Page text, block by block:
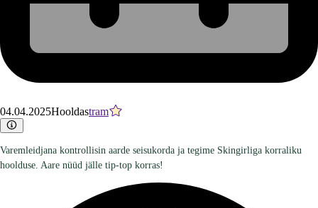
04.04.2025Hooldastram
Varemleidjana kontrollisin aarde seisukorda ja tegime Skingirliga korraliku
hoolduse. Aare nüüd jälle tip-top korras!